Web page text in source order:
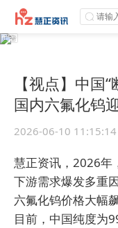
【视点】中国
国内六氟化钨
2026-06-10 11:15:14
慧正资讯，2026年
下游需求爆发多重
六氟化钨价格大幅
目前，中国纯度为